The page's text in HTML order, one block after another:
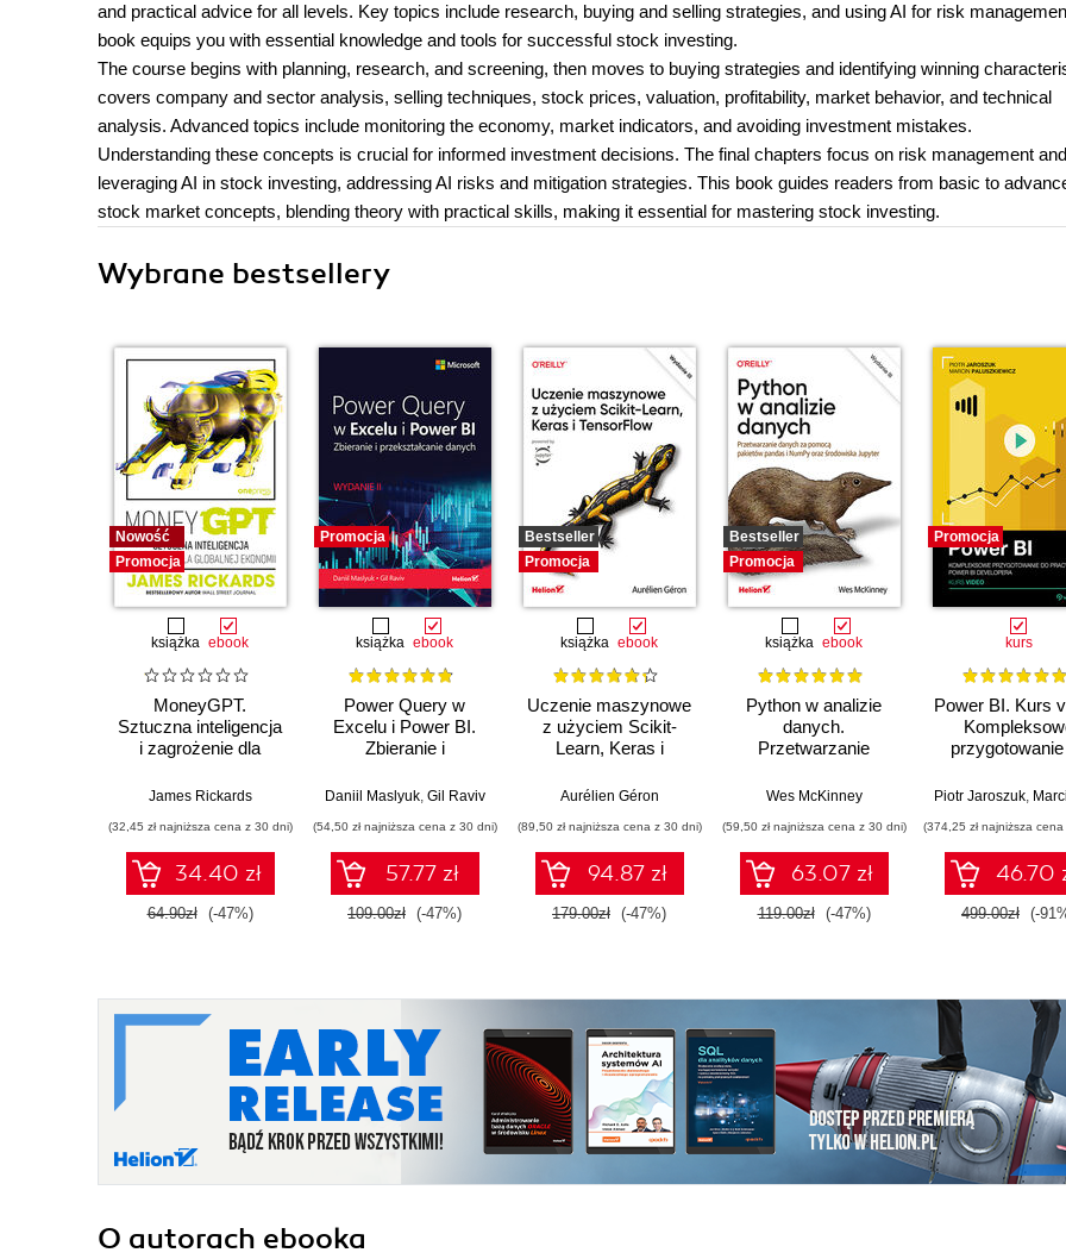
and practical advice for all levels. Key topics include research, buying and selling strategies, and using AI for risk
book equips you with essential knowledge and tools for successful stock investing.
The course begins with planning, research, and screening, then moves to buying strategies and identifying winning
covers company and sector analysis, selling techniques, stock prices, valuation, profitability, market behavior, and technical
analysis. Advanced topics include monitoring the economy, market indicators, and avoiding investment mistakes.
Understanding these concepts is crucial for informed investment decisions. The final chapters focus on risk management and
leveraging AI in stock investing, addressing AI risks and mitigation strategies. This book guides readers from basic to
stock market concepts, blending theory with practical skills, making it essential for mastering stock investing.
Wybrane bestsellery
Nowość
Promocja
książka ebook
MoneyGPT.
Sztuczna inteligencja
i zagrożenie dla
James Rickards
(32,45 zł najniższa cena z 30 dni)
34.40 zł
64.90zł (-47%)
Promocja
książka ebook
Power Query w
Excelu i Power BI.
Zbieranie i
danych. Wydanie II
Daniil Maslyuk, Gil Raviv
(54,50 zł najniższa cena z 30 dni)
57.77 zł
109.00zł (-47%)
Bestseller
Promocja
książka ebook
Uczenie maszynowe
z użyciem Scikit-
Learn, Keras i
III
Aurélien Géron
(89,50 zł najniższa cena z 30 dni)
94.87 zł
179.00zł (-47%)
Bestseller
Promocja
książka ebook
Python w analizie
danych.
Przetwarzanie
pakietów pandas i
środowiska Jupyter.
Wydanie III
Wes McKinney
(59,50 zł najniższa cena z 30 dni)
63.07 zł
119.00zł (-47%)
Promocja
kurs
Power BI. Kurs
developera
Piotr Jaroszuk, Marcin
(374,25 zł najniższa
46.70
499.00zł (-
O autorach ebooka